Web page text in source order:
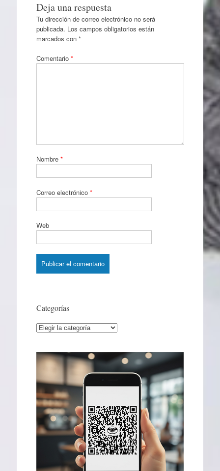
Deja una respuesta
Tu dirección de correo electrónico no será
publicada. Los campos obligatorios están
marcados con *
Comentario *
Nombre *
Correo electrónico *
Web
Categorías
Categorías